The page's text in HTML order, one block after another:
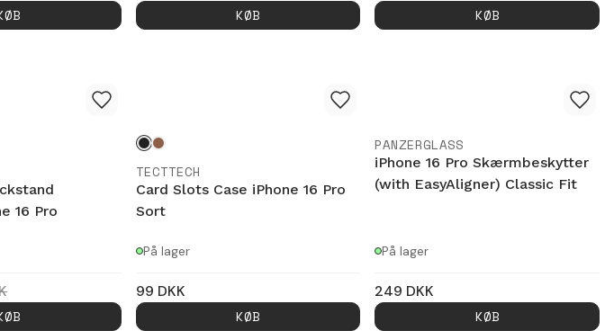
KØB
KØB
16 Pro
TECTTECH
Card Slots Case iPhone 16 Pro
Sort
På lager
99 DKK
KØB
PANZERGLASS
iPhone 16 Pro Skærmbeskytter
(with EasyAligner) Classic Fit
På lager
249 DKK
KØB